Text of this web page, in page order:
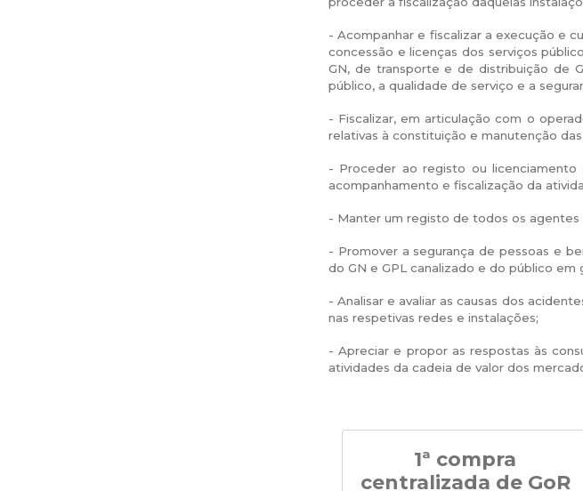
- Acompanhar e fiscalizar a execução e
concessão e licenças dos serviços
GN, de transporte e de distribuição de
público, a qualidade de serviço e a
- Fiscalizar, em articulação com o
relativas à constituição e manutenção
- Proceder ao registo ou licenciamento
acompanhamento e fiscalização da
- Manter um registo de todos os
- Promover a segurança de pessoas e
do GN e GPL canalizado e do público
- Analisar e avaliar as causas dos
nas respetivas redes e instalações;
- Apreciar e propor as respostas às
atividades da cadeia de valor dos
1ª compra
centralizada de GoR